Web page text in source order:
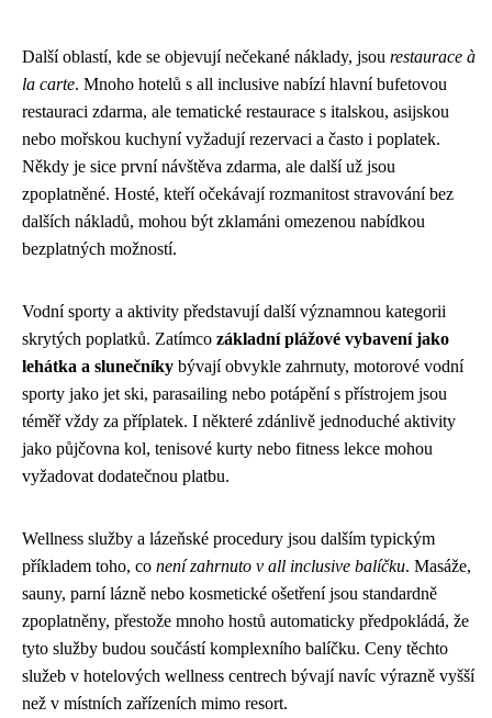
Další oblastí, kde se objevují nečekané náklady, jsou restaurace à
la carte. Mnoho hotelů s all inclusive nabízí hlavní bufetovou
restauraci zdarma, ale tematické restaurace s italskou, asijskou
nebo mořskou kuchyní vyžadují rezervaci a často i poplatek.
Někdy je sice první návštěva zdarma, ale další už jsou
zpoplatněné. Hosté, kteří očekávají rozmanitost stravování bez
dalších nákladů, mohou být zklamáni omezenou nabídkou
bezplatných možností.
Vodní sporty a aktivity představují další významnou kategorii
skrytých poplatků. Zatímco základní plážové vybavení jako
lehátka a slunečníky bývají obvykle zahrnuty, motorové vodní
sporty jako jet ski, parasailing nebo potápění s přístrojem jsou
téměř vždy za příplatek. I některé zdánlivě jednoduché aktivity
jako půjčovna kol, tenisové kurty nebo fitness lekce mohou
vyžadovat dodatečnou platbu.
Wellness služby a lázeňské procedury jsou dalším typickým
příkladem toho, co není zahrnuto v all inclusive balíčku. Masáže,
sauny, parní lázně nebo kosmetické ošetření jsou standardně
zpoplatněny, přestože mnoho hostů automaticky předpokládá, že
tyto služby budou součástí komplexního balíčku. Ceny těchto
služeb v hotelových wellness centrech bývají navíc výrazně vyšší
než v místních zařízeních mimo resort.